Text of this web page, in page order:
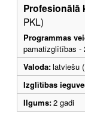
Profesionālā
PKL)
Programmas
pamatizglītības -
Valoda:latviešu
Izglītības
Ilgums:2 gadi